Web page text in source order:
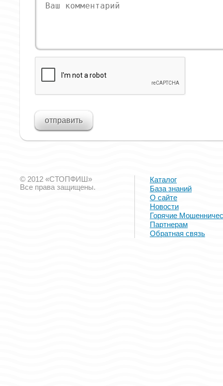
© 2012 «СТОПФИШ»
Все права защищены.
Каталог
База знаний
О сайте
Новости
Горячие
Партнерам
Обратная связь